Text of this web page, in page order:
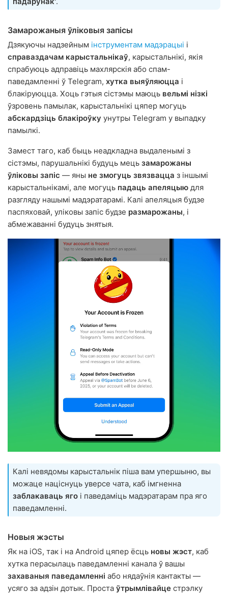
Замарожаныя ўліковыя запісы
Дзякуючы надзейным інструментам мадэрацыі і
справаздачам карыстальнікаў, карыстальнікі, якія
спрабуюць адправіць махлярскія або спам-
паведамленні ў Telegram, хутка выяўляюцца і
блакіруюцца. Хоць гэтыя сістэмы маюць вельмі нізкі
ўзровень памылак, карыстальнікі цяпер могуць
абскардзіць блакіроўку унутры Telegram у выпадку
памылкі.
Замест таго, каб быць неадкладна выдаленымі з
сістэмы, парушальнікі будуць мець замарожаны
ўліковы запіс — яны не змогуць звязвацца з іншымі
карыстальнікамі, але могуць падаць апеляцыю для
разгляду нашымі мадэратарамі. Калі апеляцыя будзе
паспяховай, уліковы запіс будзе размарожаны, і
абмежаванні будуць знятыя.
Калі невядомы карыстальнік піша вам упершыню, вы
можаце націснуць уверсе чата, каб імгненна
заблакаваць яго і паведаміць мадэратарам пра яго
паведамленні.
Новыя жэсты
Як на iOS, так і на Android цяпер ёсць новы жэст, каб
хутка перасылаць паведамленні канала ў вашы
захаваныя паведамленні або нядаўнія кантакты —
усяго за адзін дотык. Проста ўтрымлівайце стрэлку